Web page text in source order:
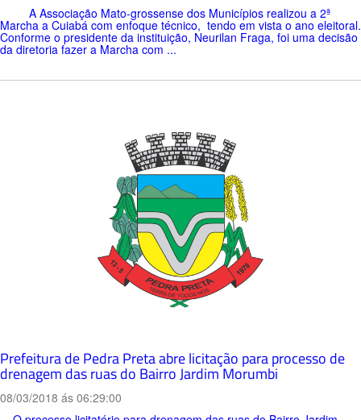
A Associação Mato-grossense dos Municípios realizou a 2ª
Marcha a Cuiabá com enfoque técnico, tendo em vista o ano eleitoral.
Conforme o presidente da instituição, Neurilan Fraga, foi uma decisão
da diretoria fazer a Marcha com ...
Prefeitura de Pedra Preta abre licitação para processo de
drenagem das ruas do Bairro Jardim Morumbi
08/03/2018 ás 06:29:00